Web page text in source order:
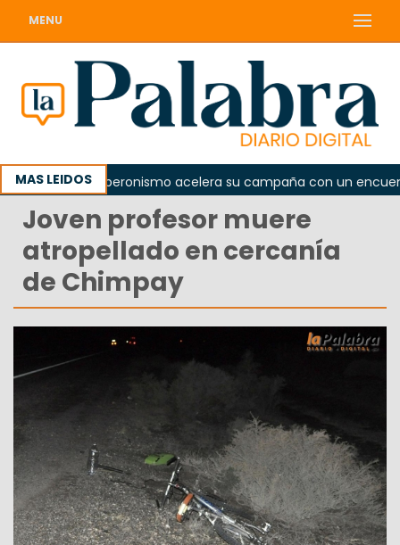
MENU
MAS LEIDOSEl peronismo acelera su campaña con un
Joven profesor muere
atropellado en cercanía
de Chimpay